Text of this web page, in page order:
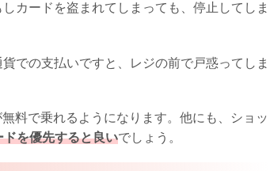
カードを盗まれてしまっても、停止してしま
での支払いですと、レジの前で戸惑ってしま
料で乗れるようになります。他にも、ショッ
を優先すると良いでしょう。